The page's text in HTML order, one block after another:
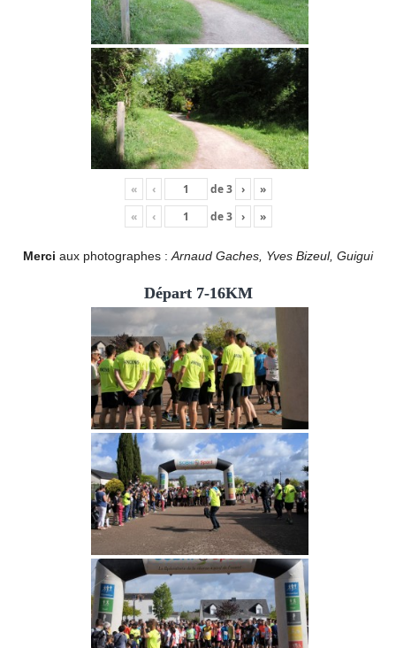
« ‹ de3 ›
»
«
‹ de3 › »
Merci aux photographes :Arnaud Gaches, Yves Bizeul, Guigui
Départ 7-16KM